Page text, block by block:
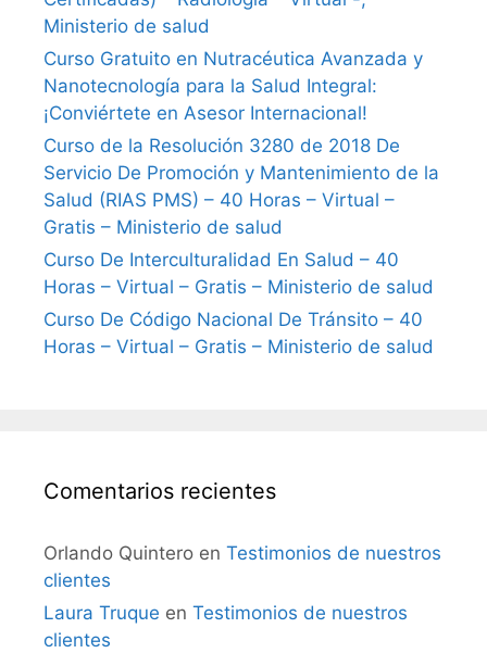
Ministerio de salud
Curso Gratuito en Nutracéutica Avanzada y
Nanotecnología para la Salud Integral:
¡Conviértete en Asesor Internacional!
Curso de la Resolución 3280 de 2018 De
Servicio De Promoción y Mantenimiento de la
Salud (RIAS PMS) – 40 Horas – Virtual –
Gratis – Ministerio de salud
Curso De Interculturalidad En Salud – 40
Horas – Virtual – Gratis – Ministerio de salud
Curso De Código Nacional De Tránsito – 40
Horas – Virtual – Gratis – Ministerio de salud
Comentarios recientes
Orlando Quintero en Testimonios de nuestros
clientes
Laura Truque en Testimonios de nuestros
clientes